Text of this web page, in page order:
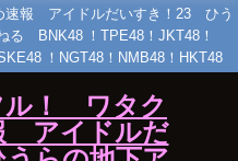
速報 アイドルだいすき！23 ひう
る BNK48 ！TPE48！JKT48！
！NGT48！NMB48！HKT48
ル！ ワタク
アイドルだ